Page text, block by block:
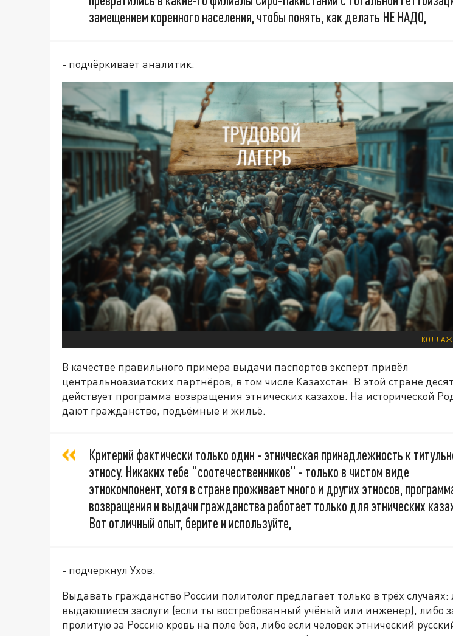
замещением коренного населения, чтобы понять, как делать НЕ НАДО,
- подчёркивает аналитик.
КОЛЛАЖ
В качестве правильного примера выдачи паспортов эксперт привёл
центральноазиатских партнёров, в том числе Казахстан. В этой стране
действует программа возвращения этнических казахов. На исторической
дают гражданство, подъёмные и жильё.
Критерий фактически только один - этническая принадлежность к
этносу. Никаких тебе "соотечественников" - только в чистом виде
этнокомпонент, хотя в стране проживает много и других этносов,
возвращения и выдачи гражданства работает только для этнических
Вот отличный опыт, берите и используйте,
- подчеркнул Ухов.
Выдавать гражданство России политолог предлагает только в трёх случаях:
выдающиеся заслуги (если ты востребованный учёный или инженер), либо
пролитую за Россию кровь на поле боя, либо если человек этнический